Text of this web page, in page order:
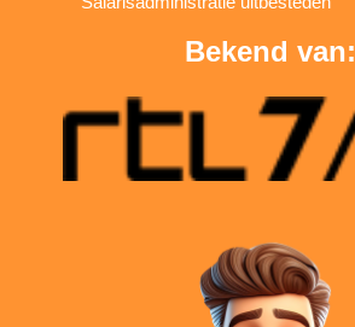
Bekend van: